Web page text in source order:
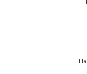
Ürün bilgilerinde
Ürün fiyatı diğer
Bu ürüne benzer